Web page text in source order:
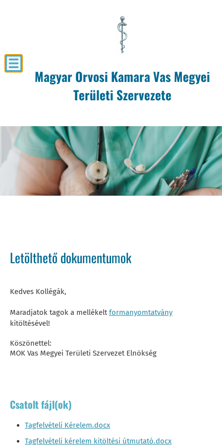
Magyar Orvosi Kamara Vas Megyei
Területi Szervezete
Letölthető dokumentumok
Kedves Kollégák,
Maradjatok tagok a mellékeltformanyomtatvány
kitöltésével!
Köszönettel:
MOK Vas Megyei Területi Szervezet Elnökség
Csatolt fájl(ok)
Tagfelvételi Kérelem.docx
Tagfelvételi kérelem kitöltési útmutató.docx